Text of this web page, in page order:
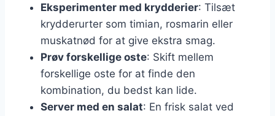
Eksperimenter med krydderier: Tilsæt
krydderurter som timian, rosmarin eller
muskatnød for at give ekstra smag.
Prøv forskellige oste: Skift mellem
forskellige oste for at finde den
kombination, du bedst kan lide.
Server med en salat: En frisk salat ved